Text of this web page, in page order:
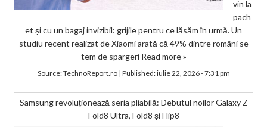
vin la
pach
et și cu un bagaj invizibil: grijile pentru ce lăsăm în urmă. Un
studiu recent realizat de Xiaomi arată că 49% dintre români se
tem de spargeri Read more »
Source:TechnoReport.ro| Published:iulie 22, 2026 - 7:31 pm
Samsung revoluționează seria pliabilă: Debutul noilor Galaxy Z
Fold8 Ultra, Fold8 și Flip8